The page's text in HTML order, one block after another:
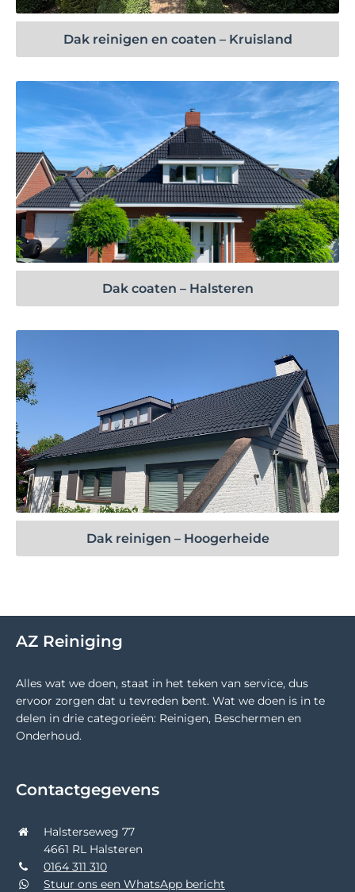
Dak reinigen en coaten – Kruisland
Bekijk project
Dak coaten – Halsteren
Bekijk project
Dak reinigen – Hoogerheide
AZ Reiniging
Alles wat we doen, staat in het teken van service, dus
ervoor zorgen dat u tevreden bent. Wat we doen is in te
delen in drie categorieën: Reinigen, Beschermen en
Onderhoud.
Contactgegevens
Halsterseweg 77
4661 RL Halsteren
0164 311 310
Stuur ons een WhatsApp bericht